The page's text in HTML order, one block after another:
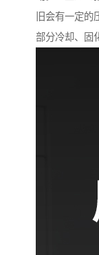
旧会有一定
部分冷却、固